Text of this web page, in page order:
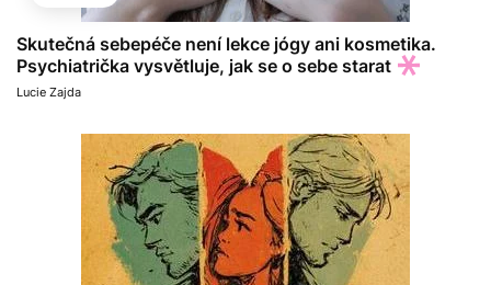
Skutečná sebepéče není lekce jógy ani kosmetika.
Psychiatrička vysvětluje, jak se o sebe starat
Lucie Zajda